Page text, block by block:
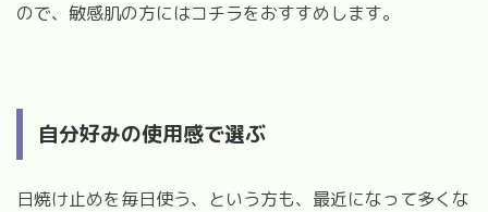
ので、敏感肌の方にはコチラをおすすめします。
自分好みの使用感で選ぶ
日焼け止めを毎日使う、という方も、最近になって多くな